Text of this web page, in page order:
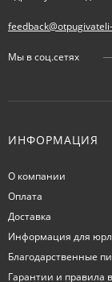
Мы в соц.сетях
ИНФОРМАЦИЯ
О компании
Оплата
Доставка
Информация для
Благодарственные
Гарантии и правила